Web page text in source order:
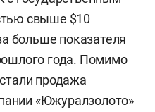
свыше $10
больше показателя
года. Помимо
продажа
«Южуралзолото»